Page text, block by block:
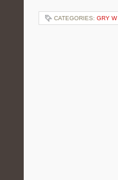
CATEGORIES: GRY W